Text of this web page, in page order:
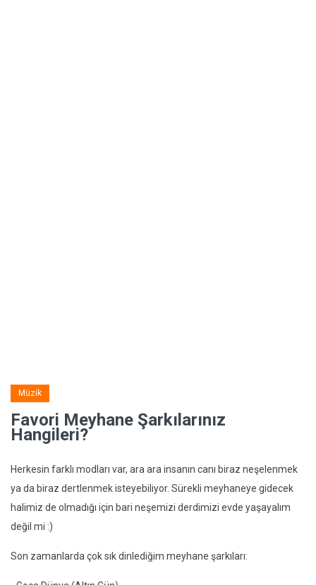
Müzik
Favori Meyhane Şarkılarınız
Hangileri?
Herkesin farklı modları var, ara ara insanın canı biraz neşelenmek
ya da biraz dertlenmek isteyebiliyor. Sürekli meyhaneye gidecek
halimiz de olmadığı için bari neşemizi derdimizi evde yaşayalım
değil mi :)
Son zamanlarda çok sık dinlediğim meyhane şarkıları: